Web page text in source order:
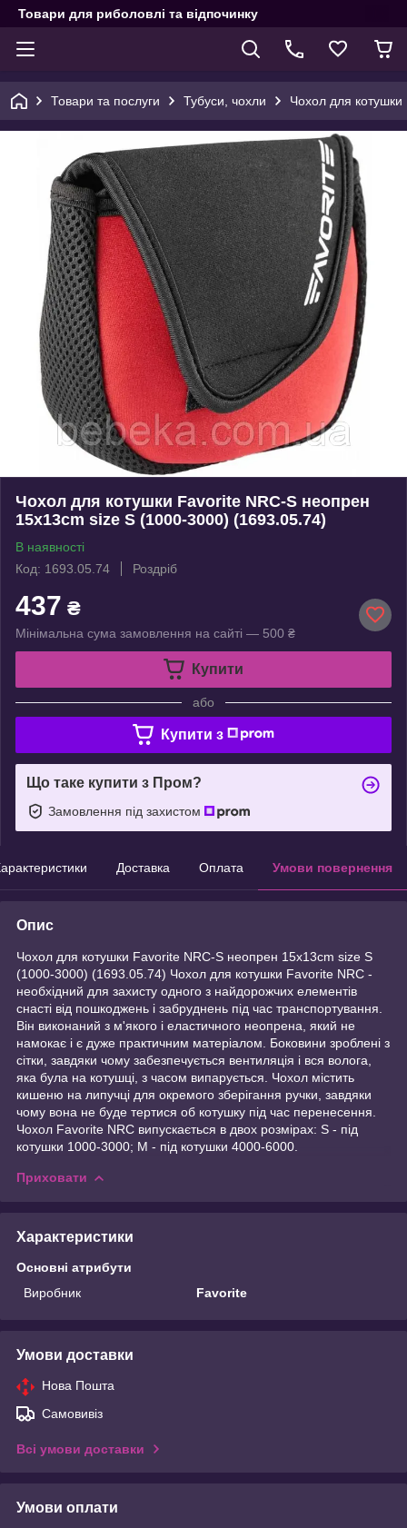
Товари для риболовлі та відпочинку
Товари та послуги Тубуси, чохли Чохол для
Чохол для котушки Favorite NRC-S неопрен
15x13cm size S (1000-3000) (1693.05.74)
В наявності
Код: 1693.05.74
Роздріб
437 ₴
Мінімальна сума замовлення на сайті — 500 ₴
Купити
або
Купити з
Що таке купити з Пром?
Замовлення під захистом
Доставка Оплата Умови повернення
Опис
Чохол для котушки Favorite NRC-S неопрен 15x13cm size S
(1000-3000) (1693.05.74) Чохол для котушки Favorite NRC -
необхідний для захисту одного з найдорожчих елементів
снасті від пошкоджень і забруднень під час транспортування.
Він виконаний з м'якого і еластичного неопрена, який не
намокає і є дуже практичним матеріалом. Боковини зроблені з
сітки, завдяки чому забезпечується вентиляція і вся волога,
яка була на котушці, з часом випарується. Чохол містить
кишеню на липучці для окремого зберігання ручки, завдяки
чому вона не буде тертися об котушку під час перенесення.
Чохол Favorite NRC випускається в двох розмірах: S - під
котушки 1000-3000; M - під котушки 4000-6000.
Приховати
Характеристики
Основні атрибути
Виробник
Favorite
Умови доставки
Нова Пошта
Самовивіз
Всі умови доставки
Умови оплати